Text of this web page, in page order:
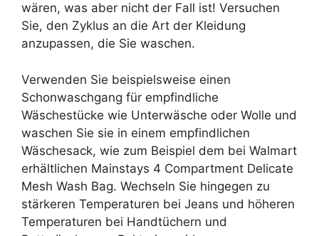
wären, was aber nicht der Fall ist! Versuchen
Sie, den Zyklus an die Art der Kleidung
anzupassen, die Sie waschen.
Verwenden Sie beispielsweise einen
Schonwaschgang für empfindliche
Wäschestücke wie Unterwäsche oder Wolle und
waschen Sie sie in einem empfindlichen
Wäschesack, wie zum Beispiel dem bei Walmart
erhältlichen Mainstays 4 Compartment Delicate
Mesh Wash Bag. Wechseln Sie hingegen zu
stärkeren Temperaturen bei Jeans und höheren
Temperaturen bei Handtüchern und